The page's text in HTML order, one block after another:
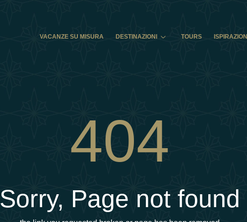
VACANZE SU MISURA
DESTINAZIONI TOURS ISPIRAZIONI
404
Sorry, Page not found